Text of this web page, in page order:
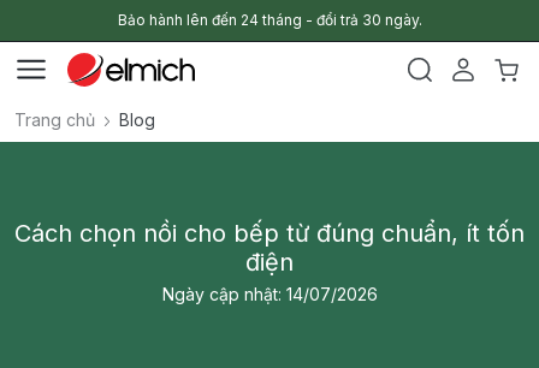
Bảo hành lên đến 24 tháng - đổi trả 30 ngày.
Trang chủ Blog
Cách chọn nồi cho bếp từ đúng chuẩn, ít tốn
điện
Ngày cập nhật: 14/07/2026